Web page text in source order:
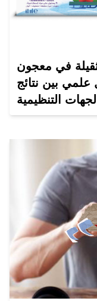
في معجون
علمي بين نتائج
التنظيمية